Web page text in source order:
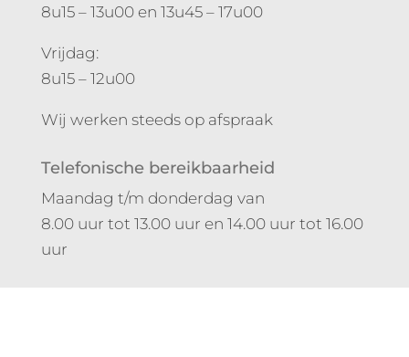
8u15 – 13u00 en 13u45 – 17u00
Vrijdag:
8u15 – 12u00
Wij werken steeds op afspraak
Telefonische bereikbaarheid
Maandag t/m donderdag van
8.00 uur tot 13.00 uur en 14.00 uur tot 16.00
uur